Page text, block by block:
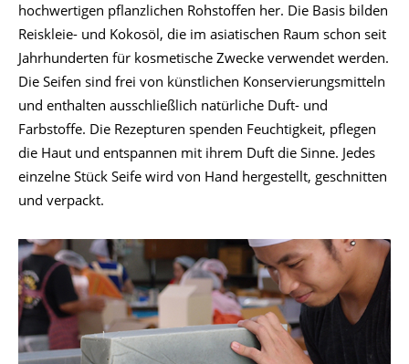
hochwertigen pflanzlichen Rohstoffen her. Die Basis bilden
Reiskleie- und Kokosöl, die im asiatischen Raum schon seit
Jahrhunderten für kosmetische Zwecke verwendet werden.
Die Seifen sind frei von künstlichen Konservierungsmitteln
und enthalten ausschließlich natürliche Duft- und
Farbstoffe. Die Rezepturen spenden Feuchtigkeit, pflegen
die Haut und entspannen mit ihrem Duft die Sinne. Jedes
einzelne Stück Seife wird von Hand hergestellt, geschnitten
und verpackt.